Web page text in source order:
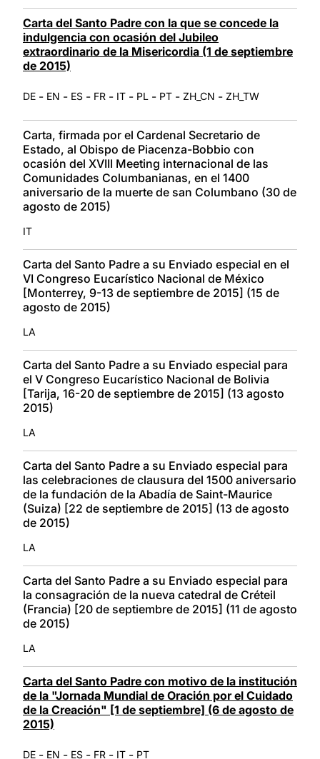
Carta del Santo Padre con la que se concede la
indulgencia con ocasión del Jubileo
extraordinario de la Misericordia (1 de septiembre
de 2015)
DE - EN - ES - FR - IT - PL - PT - ZH_CN - ZH_TW
Carta, firmada por el Cardenal Secretario de
Estado, al Obispo de Piacenza-Bobbio con
ocasión del XVIII Meeting internacional de las
Comunidades Columbanianas, en el 1400
aniversario de la muerte de san Columbano (30 de
agosto de 2015)
IT
Carta del Santo Padre a su Enviado especial en el
VI Congreso Eucarístico Nacional de México
[Monterrey, 9-13 de septiembre de 2015] (15 de
agosto de 2015)
LA
Carta del Santo Padre a su Enviado especial para
el V Congreso Eucarístico Nacional de Bolivia
[Tarija, 16-20 de septiembre de 2015] (13 agosto
2015)
LA
Carta del Santo Padre a su Enviado especial para
las celebraciones de clausura del 1500 aniversario
de la fundación de la Abadía de Saint-Maurice
(Suiza) [22 de septiembre de 2015] (13 de agosto
de 2015)
LA
Carta del Santo Padre a su Enviado especial para
la consagración de la nueva catedral de Créteil
(Francia) [20 de septiembre de 2015] (11 de agosto
de 2015)
LA
Carta del Santo Padre con motivo de la institución
de la "Jornada Mundial de Oración por el Cuidado
de la Creación" [1 de septiembre] (6 de agosto de
2015)
DE - EN - ES - FR - IT - PT